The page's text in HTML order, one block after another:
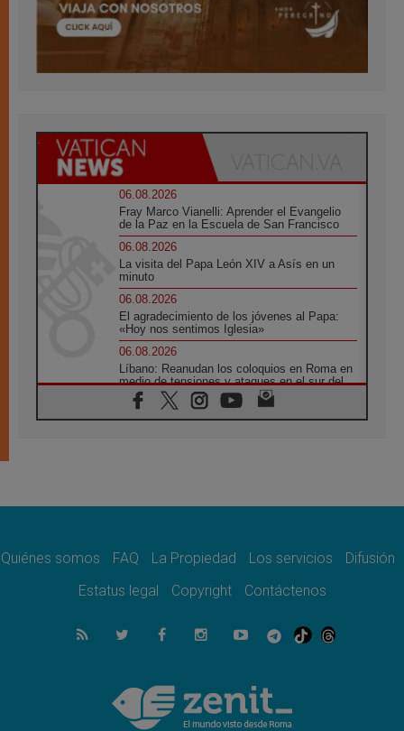
06.08.2026
Fray Marco Vianelli: Aprender el Evangelio
de la Paz en la Escuela de San Francisco
06.08.2026
La visita del Papa León XIV a Asís en un
minuto
06.08.2026
El agradecimiento de los jóvenes al Papa:
«Hoy nos sentimos Iglesia»
06.08.2026
Líbano: Reanudan los coloquios en Roma en
medio de tensiones y ataques en el sur del
país
06.08.2026
noticia para todo el Uruguay
León XIV: La revolución del Evangelio
06.08.2026
La Iglesia en Ceuta: caridad y esperanza
La visita del Papa a Perú será un tiempo de
gracia reconciliación y esperanza
Quiénes somos FAQ La Propiedad Los servicios
Difusión
Estatus legal
Copyright Contáctenos